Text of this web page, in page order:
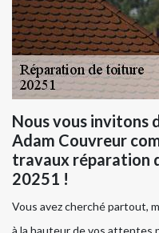
Nous vous invitons
Adam Couvreur
travaux réparation
20251 !
Vous avez cherché partout,